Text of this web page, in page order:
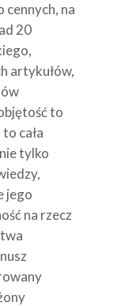
cennych, na
20
artykułów,
to
cała
tylko
jego
na rzecz